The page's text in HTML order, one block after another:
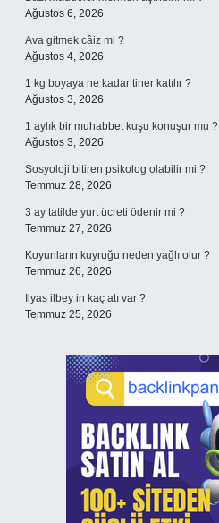
Ağustos 6, 2026
Ava gitmek câiz mi ?
Ağustos 4, 2026
1 kg boyaya ne kadar tiner katılır ?
Ağustos 3, 2026
1 aylık bir muhabbet kuşu konuşur mu ?
Ağustos 3, 2026
Sosyoloji bitiren psikolog olabilir mi ?
Temmuz 28, 2026
3 ay tatilde yurt ücreti ödenir mi ?
Temmuz 27, 2026
Koyunların kuyruğu neden yağlı olur ?
Temmuz 26, 2026
Ilyas ilbey in kaç atı var ?
Temmuz 25, 2026